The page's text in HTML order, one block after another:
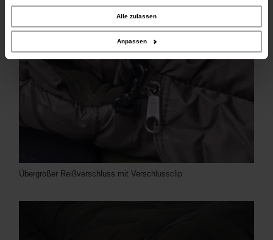
unserer Website an unsere Partner für soziale Medien, Werbung und Analysen
weiter. Unsere Partner führen diese Informationen möglicherweise mit weiteren
Daten zusammen, die Sie ihnen bereitgestellt haben oder die sie im Rahmen
Ihrer Nutzung der Dienste gesammelt haben.
Alle zulassen
Anpassen
Übergroßer Reißverschluss mit Verschlussclip